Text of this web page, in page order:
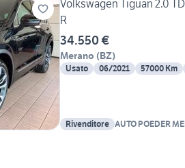
Volkswagen Tiguan 2.0
R
34.550 €
Merano (BZ)
Usato 06/2021 57000 Km
Rivenditore AUTO POEDER